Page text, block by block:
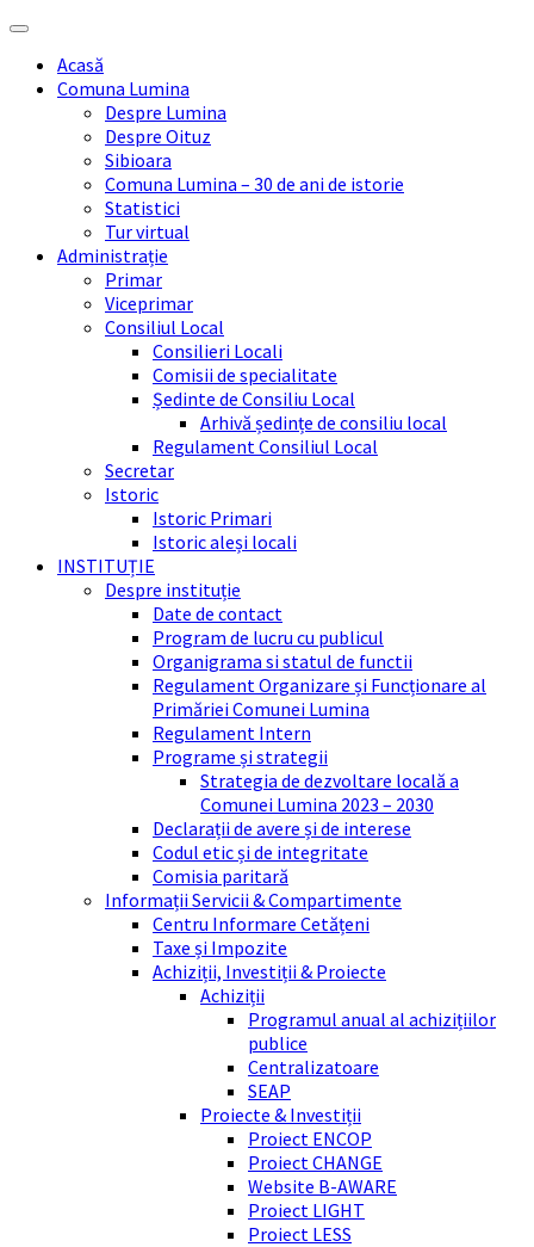
Skip
content
Skip
sidebar
Skip
right
sidebar
Skip
footerAcasă
Comuna Lumina
Despre Lumina
Despre Oituz
Sibioara
Comuna Lumina – 30 de ani de istorie
Statistici
Tur virtual
Administrație
Primar
Viceprimar
Consiliul Local
Consilieri Locali
Comisii de specialitate
Ședinte de Consiliu Local
Arhivă ședințe de consiliu local
Regulament Consiliul Local
Secretar
Istoric
Istoric Primari
Istoric aleși locali
INSTITUȚIE
Despre instituție
Date de contact
Program de lucru cu publicul
Organigrama si statul de functii
Regulament Organizare și Funcționare al
Primăriei Comunei Lumina
Regulament Intern
Programe și strategii
Strategia de dezvoltare locală a
Comunei Lumina 2023 – 2030
Declarații de avere și de interese
Codul etic și de integritate
Comisia paritară
Informații Servicii & Compartimente
Centru Informare Cetățeni
Taxe și Impozite
Achiziții, Investiții & Proiecte
Achiziții
Programul anual al achizițiilor
publice
Centralizatoare
SEAP
Proiecte & Investiții
Proiect ENCOP
Proiect CHANGE
Website B-AWARE
Proiect LIGHT
Proiect LESS